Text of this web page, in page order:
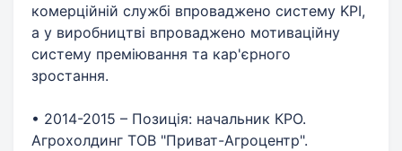
комерційній службі впроваджено систему KPI,
а у виробництві впроваджено мотиваційну
систему преміювання та кар'єрного
зростання.
• 2014-2015 – Позиція: начальник КРО.
Агрохолдинг ТОВ "Приват-Агроцентр".